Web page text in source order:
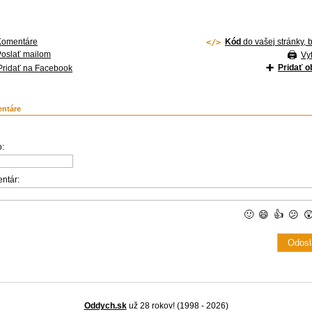
mailom
na Facebook
Kód do vašej stránky,
Pridať
🙂 😄 👍 😕
Oddych.skuž 28 rokov! (1998 - 2026)